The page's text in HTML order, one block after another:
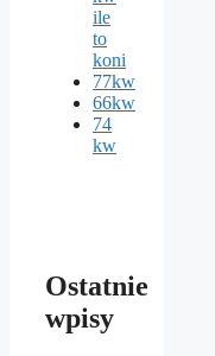
ile
to
koni
77kw
66kw
74
kw
Ostatnie
wpisy